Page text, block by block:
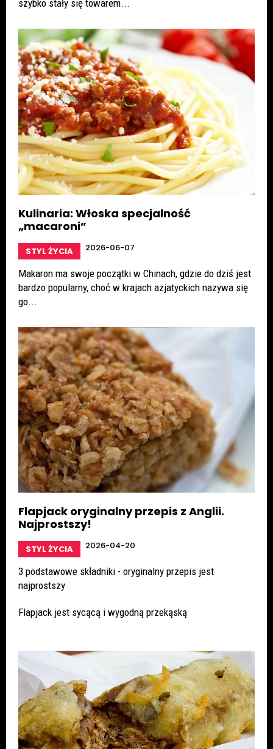
szybko stały się towarem...
Kulinaria: Włoska specjalność
„macaroni”
STYL ŻYCIA 2026-06-07
Makaron ma swoje początki w Chinach, gdzie do dziś jest
bardzo popularny, choć w krajach azjatyckich nazywa się
go...
Flapjack oryginalny przepis z Anglii.
Najprostszy!
STYL ŻYCIA 2026-04-20
3 podstawowe składniki - oryginalny przepis jest
najprostszy
Flapjack jest sycącą i wygodną przekąską